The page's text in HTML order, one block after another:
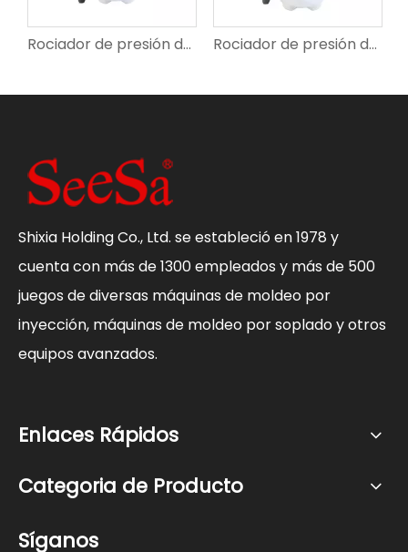
Rociador de presión de hombro SX-CS889 Rociador de presión de hombro SX-CS896
Shixia Holding Co., Ltd. se estableció en 1978 y
cuenta con más de 1300 empleados y más de 500
juegos de diversas máquinas de moldeo por
inyección, máquinas de moldeo por soplado y otros
equipos avanzados.
Enlaces Rápidos
Categoria de Producto
Síganos